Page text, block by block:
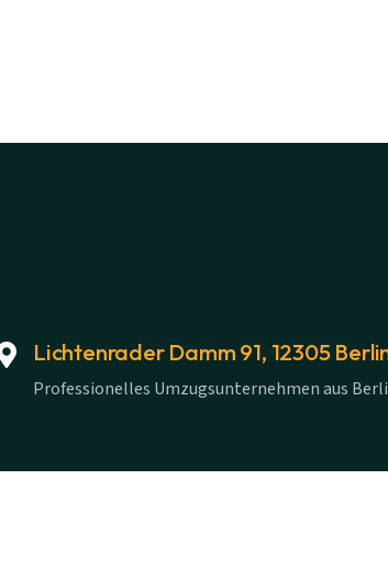
Lichtenrader Damm 91, 12305
Professionelles Umzugsunternehmen aus